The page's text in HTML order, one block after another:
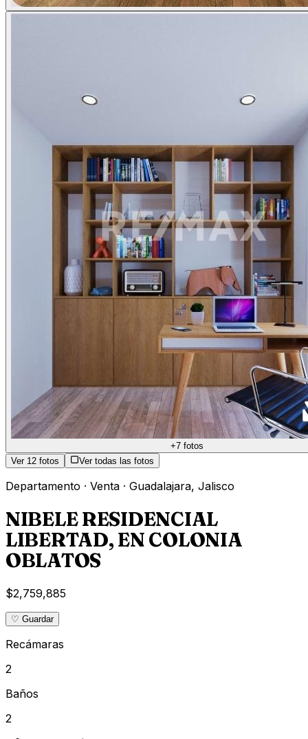
+7 fotos
Ver 12 fotos Ver todas las fotos
Departamento · Venta · Guadalajara, Jalisco
NIBELE RESIDENCIAL
LIBERTAD, EN COLONIA
OBLATOS
$2,759,885
♡ Guardar
Recámaras
2
Baños
2